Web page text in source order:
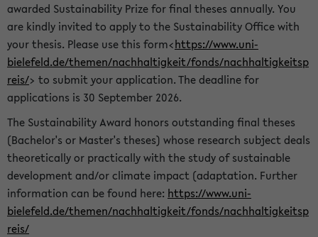
awarded Sustainability Prize for final theses annually. You
are kindly invited to apply to the Sustainability Office with
your thesis. Please use this form<https://www.uni-
bielefeld.de/themen/nachhaltigkeit/fonds/nachhaltigkeitsp
reis/> to submit your application. The deadline for
applications is 30 September 2026.
The Sustainability Award honors outstanding final theses
(Bachelor's or Master's theses) whose research subject deals
theoretically or practically with the study of sustainable
development and/or climate impact (adaptation. Further
information can be found here: https://www.uni-
bielefeld.de/themen/nachhaltigkeit/fonds/nachhaltigkeitsp
reis/